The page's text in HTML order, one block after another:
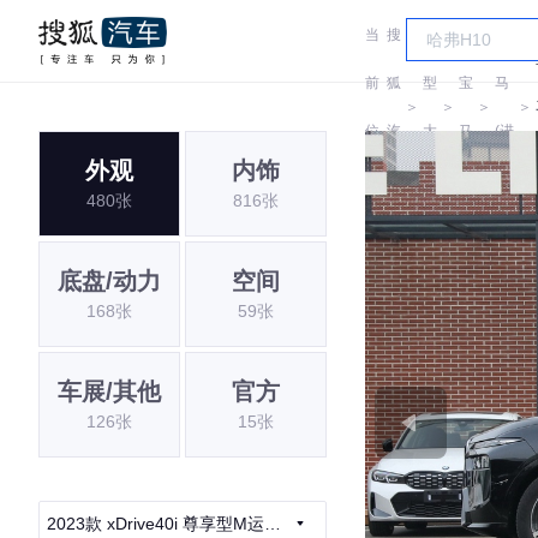
当
前
位
搜
狐
汽
车
＞
车
型
大
全
＞
宝
马
＞
马
(进
口)
＞
外观
480张
内饰
816张
底盘/动力
168张
空间
59张
车展/其他
126张
官方
15张
2023款 xDrive40i 尊享型M运动